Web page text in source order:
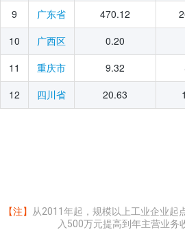
9
广东省 470.12
10
广西区 0.20
11
重庆市 9.32
12
四川省 20.63
【注】
从2011年起，规模以上工业企业起
入500万元提高到年主营业务